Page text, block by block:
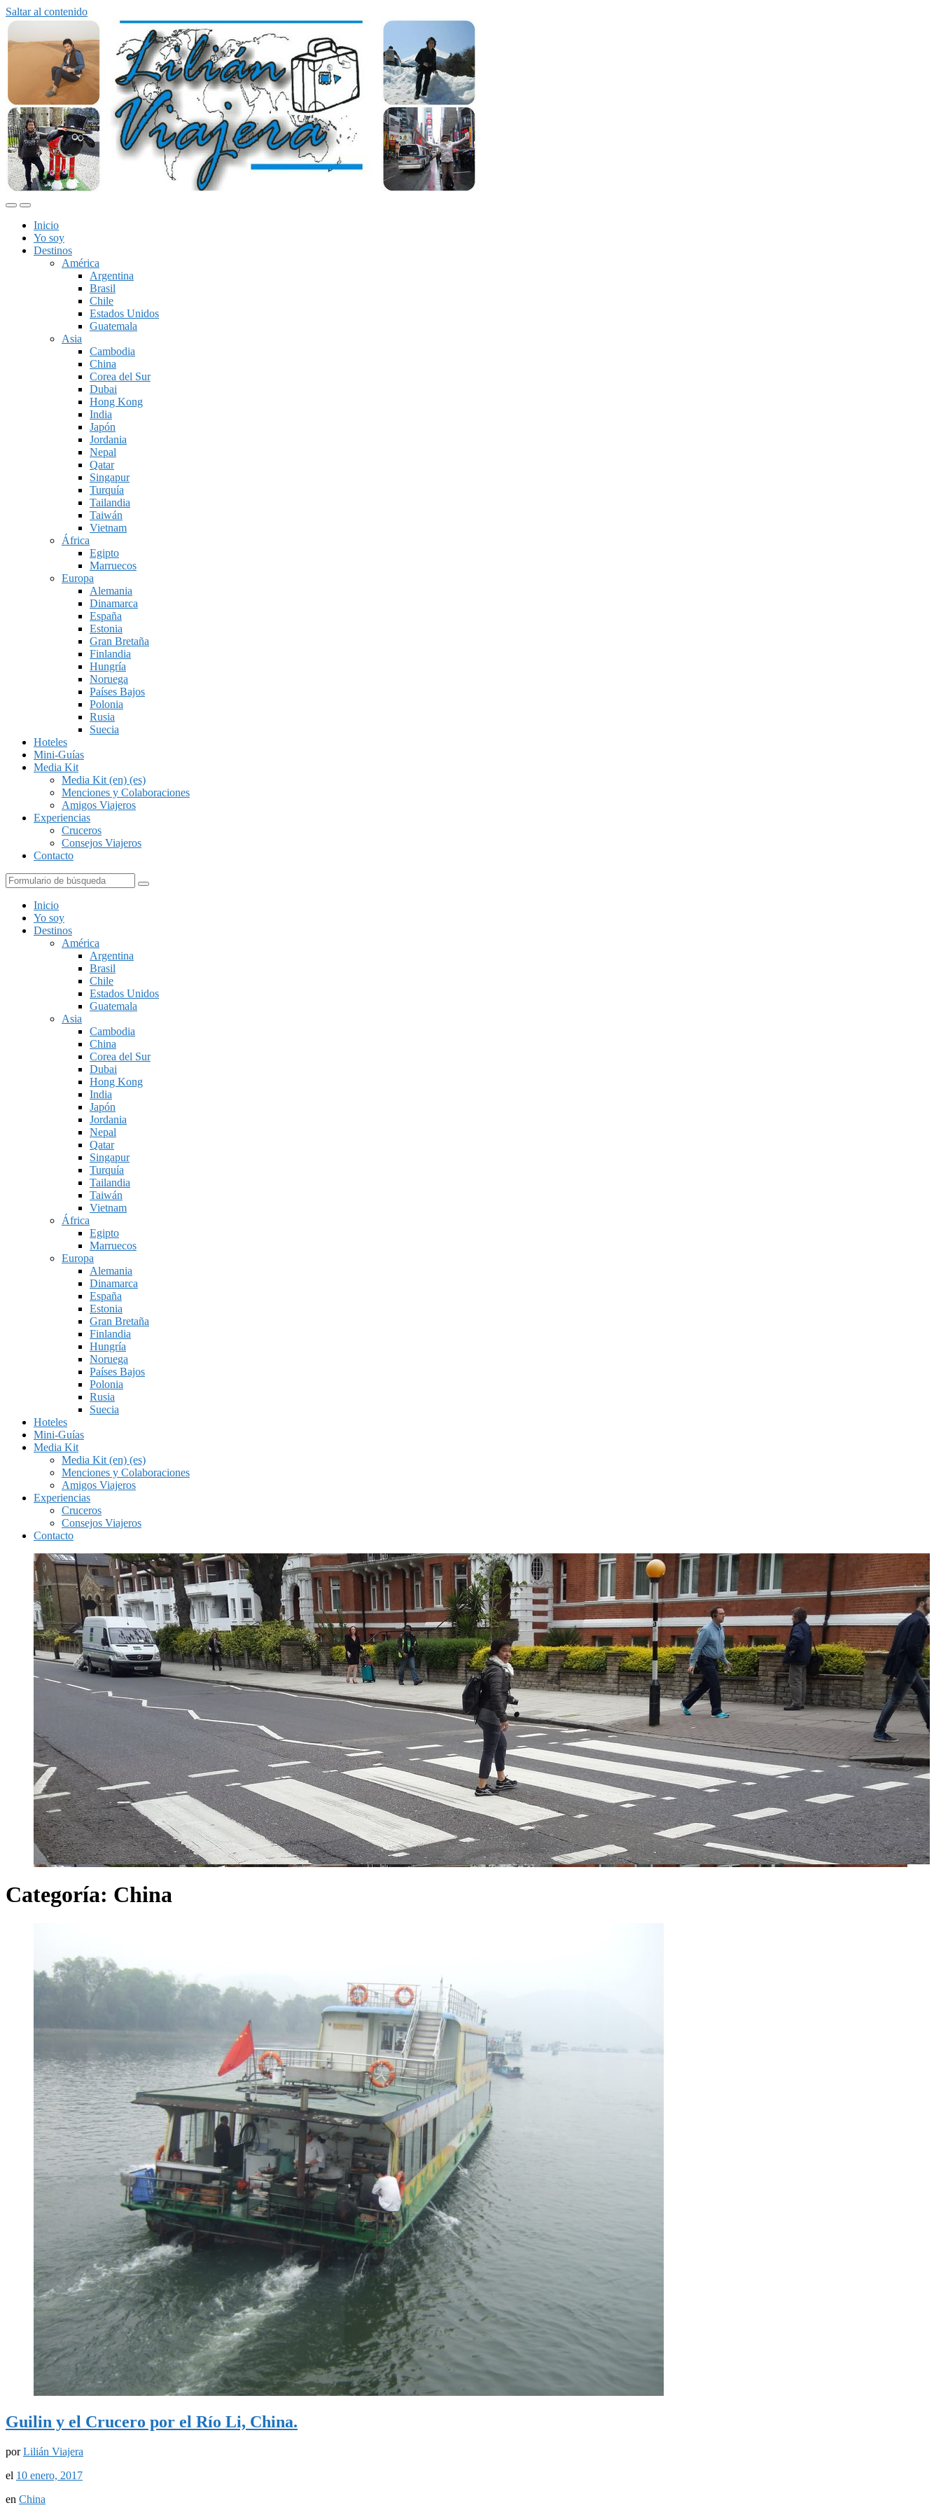
Saltar al contenido
Alternar
menú
móvil
Alternar
campo
de
búsqueda
Inicio
Yo soy
Destinos
América
Argentina
Brasil
Chile
Estados Unidos
Guatemala
Asia
Cambodia
China
Corea del Sur
Dubai
Hong Kong
India
Japón
Jordania
Nepal
Qatar
Singapur
Turquía
Tailandia
Taiwán
Vietnam
África
Egipto
Marruecos
Europa
Alemania
Dinamarca
España
Estonia
Gran Bretaña
Finlandia
Hungría
Noruega
Países Bajos
Polonia
Rusia
Suecia
Hoteles
Mini-Guías
Media Kit
Media Kit (en) (es)
Menciones y Colaboraciones
Amigos Viajeros
Experiencias
Cruceros
Consejos Viajeros
Contacto
Buscar
Inicio
Yo soy
Destinos
América
Argentina
Brasil
Chile
Estados Unidos
Guatemala
Asia
Cambodia
China
Corea del Sur
Dubai
Hong Kong
India
Japón
Jordania
Nepal
Qatar
Singapur
Turquía
Tailandia
Taiwán
Vietnam
África
Egipto
Marruecos
Europa
Alemania
Dinamarca
España
Estonia
Gran Bretaña
Finlandia
Hungría
Noruega
Países Bajos
Polonia
Rusia
Suecia
Hoteles
Mini-Guías
Media Kit
Media Kit (en) (es)
Menciones y Colaboraciones
Amigos Viajeros
Experiencias
Cruceros
Consejos Viajeros
Contacto
Categoría: China
Guilin y el Crucero por el Río Li, China.
porLilián Viajera
el 10 enero, 2017
en China